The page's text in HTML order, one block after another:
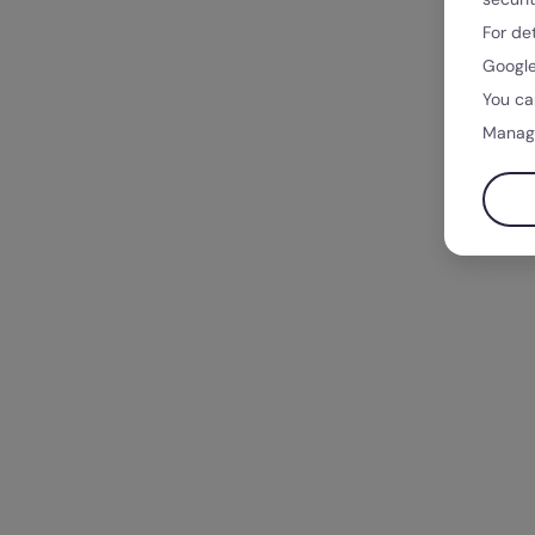
For
You